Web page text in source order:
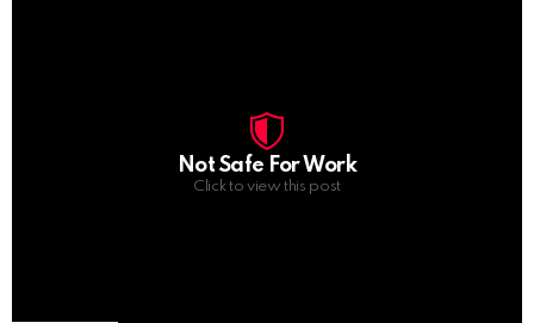
Not Safe For Work
Click to view this post